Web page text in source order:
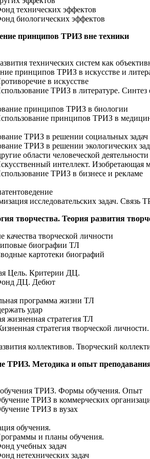
технических эффектов
биологических эффектов
принципов ТРИЗ вне техники
технических систем как
принципов ТРИЗ в искусстве и
в искусстве
ТРИЗ в литературе. Синтез
принципов ТРИЗ в биологии
принципов ТРИЗ в
ТРИЗ в решении социальных задач
ТРИЗ в решении экологических
области человеческой деятельности
интеллект.
ТРИЗ в бизнесе и рекламе
исследовательских задач. Связь
творчества. Теория развития
качества творческой личности
биографии ТЛ
картотеки биографий
Цель. Критерии ДЦ.
ДЦ. Дебют
программа жизни ТЛ
удар
жизненная стратегия ТЛ
стратегия творческой
коллективов. Творческий
ТРИЗ. Методика и опыт
обучения ТРИЗ. Формы обучения. Опыт
ТРИЗ в коммерческих
ТРИЗ в вузах
обучения.
и планы обучения.
учебных задач
нетехнических задач